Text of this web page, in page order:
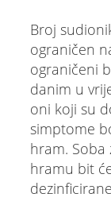
Broj
ograničen
ograničeni
danim u
oni koji su
simptome
hram. Soba
hramu bit